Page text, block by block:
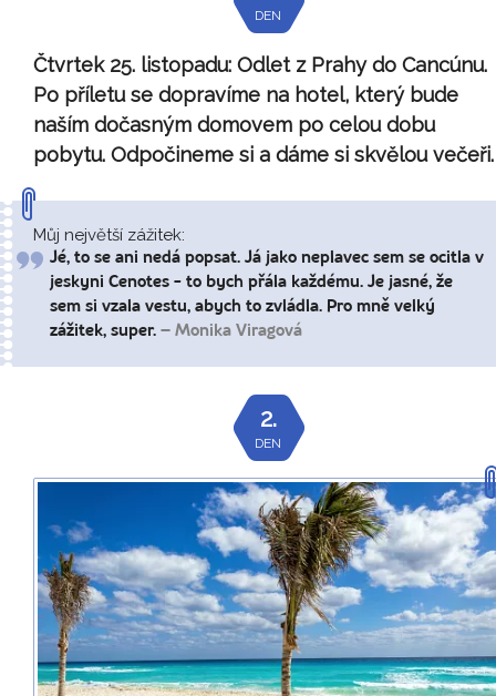
DEN
Čtvrtek 25. listopadu: Odlet z Prahy do Cancúnu.
Po příletu se dopravíme na hotel, který bude
naším dočasným domovem po celou dobu
pobytu. Odpočineme si a dáme si skvělou večeři.
Můj největší zážitek:
Jé, to se ani nedá popsat. Já jako neplavec sem se ocitla v
jeskyni Cenotes - to bych přála každému. Je jasné, že
sem si vzala vestu, abych to zvládla. Pro mně velký
zážitek, super. – Monika Viragová
2.
DEN